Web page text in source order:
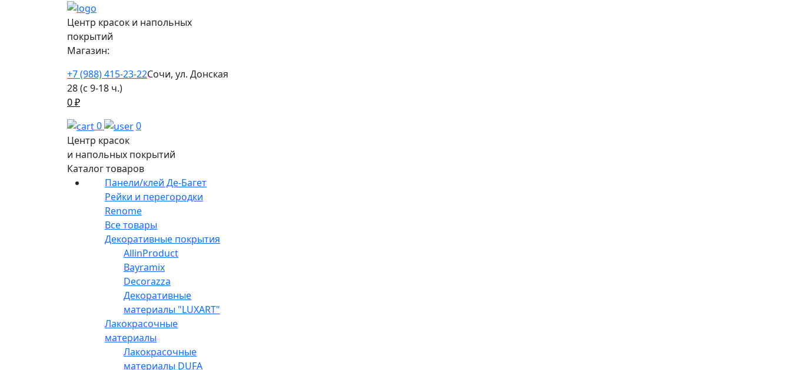
Центр красок и напольных
покрытий
Магазин:
+7 (988) 415-23-22Сочи, ул. Донская
28 (с 9-18 ч.)
0₽
0
0
Центр красок
и напольных покрытий
Каталог товаров
Панели/клей Де-Багет
Рейки и перегородки
Renome
Все товары
Декоративные покрытия
AllinProduct
Bayramix
Decorazza
Декоративные
материалы "LUXART"
Лакокрасочные
материалы
Лакокрасочные
материалы DUFA